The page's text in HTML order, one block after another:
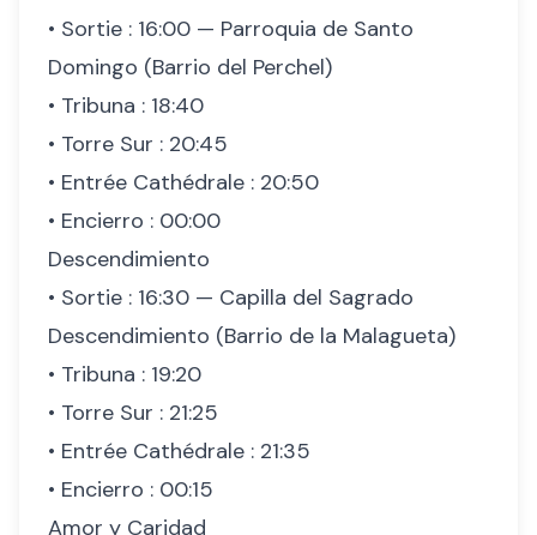
• Sortie : 16:00 — Parroquia de Santo
Domingo (Barrio del Perchel)
• Tribuna : 18:40
• Torre Sur : 20:45
• Entrée Cathédrale : 20:50
• Encierro : 00:00
Descendimiento
• Sortie : 16:30 — Capilla del Sagrado
Descendimiento (Barrio de la Malagueta)
• Tribuna : 19:20
• Torre Sur : 21:25
• Entrée Cathédrale : 21:35
• Encierro : 00:15
Amor y Caridad